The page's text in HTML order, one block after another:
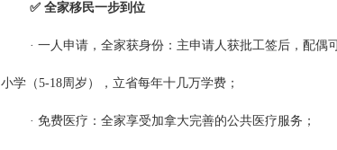
✅ 全家移民一步到位
· 一人申请，全家获身份：主申请人获批工签后，配
小学（5-18周岁），立省每年十几万学费；
· 免费医疗：全家享受加拿大完善的公共医疗服务；